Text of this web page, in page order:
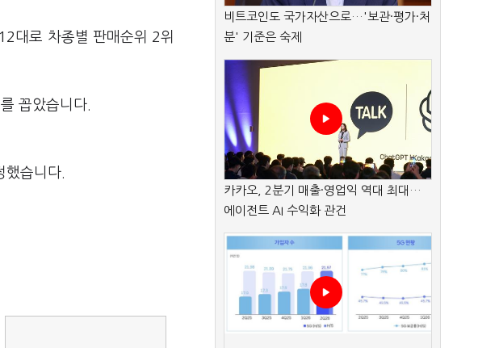
대로 차종별 판매순위 2위
꼽았습니다.
습니다.
비트코인도 국가자산으로…'보관·평가·처
분' 기준은 숙제
카카오, 2분기 매출·영업익 역대 최대…
에이전트 AI 수익화 관건